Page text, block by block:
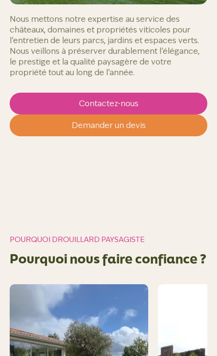
Nous mettons notre expertise au service des
châteaux, domaines et propriétés viticoles pour
l’entretien de leurs parcs, jardins et espaces verts.
Nous veillons à préserver durablement l’élégance,
le prestige et la qualité paysagère de votre
propriété tout au long de l’année.
Contactez-nous
Demander un devis
POURQUOI DROUILLARD PAYSAGISTE
Pourquoi nous faire confiance ?